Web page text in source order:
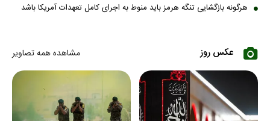
هرگونه بازگشایی تنگه هرمز باید منوط به اجرای کامل تعهدات آمریکا باشد
عکس روز مشاهده همه تصاویر